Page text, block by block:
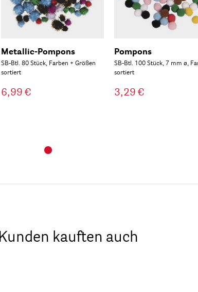
Metallic-Pompons
SB-Btl. 80 Stück, Farben + Größen
sortiert
6,99 €
Pompons
SB-Btl. 100 Stück, 7 mm ø,
sortiert
3,29 €
Kunden kauften auch